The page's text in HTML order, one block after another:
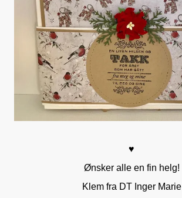
♥
Ønsker alle en fin helg!
Klem fra DT Inger Marie